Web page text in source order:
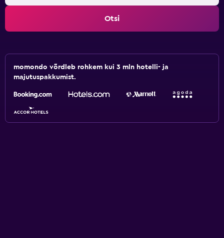
Otsi
momondo võrdleb rohkem kui 3 mln hotelli- ja
majutuspakkumist.